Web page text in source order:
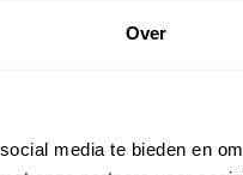
Over
media te bieden en
hoogte zijn, door
je de foto’s wil gaan